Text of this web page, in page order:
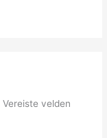
Vereiste velden